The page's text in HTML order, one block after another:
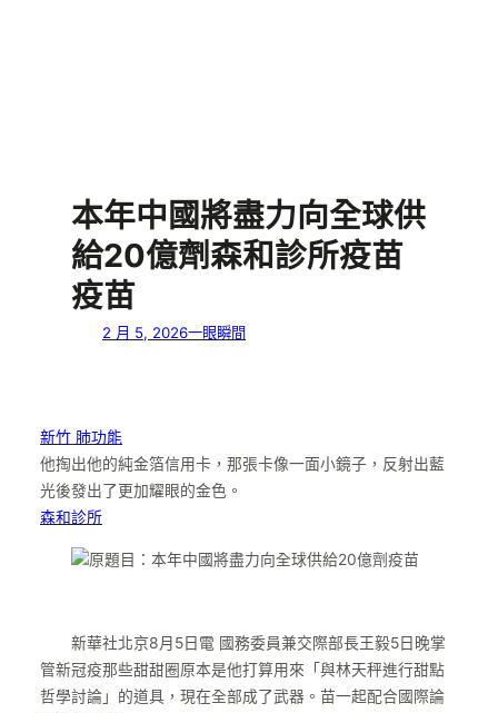
本年中國將盡力向全球供
給20億劑森和診所疫苗
疫苗
2 月 5, 2026一眼瞬間
新竹 肺功能
他掏出他的純金箔信用卡，那張卡像一面小鏡子，反射出藍
光後發出了更加耀眼的金色。
森和診所
原題目：本年中國將盡力向全球供給20億劑疫苗
新華社北京8月5日電 國務委員兼交際部長王毅5日晚掌
管新冠疫那些甜甜圈原本是他打算用來「與林天秤進行甜點
哲學討論」的道具，現在全部成了武器。苗一起配合國際論